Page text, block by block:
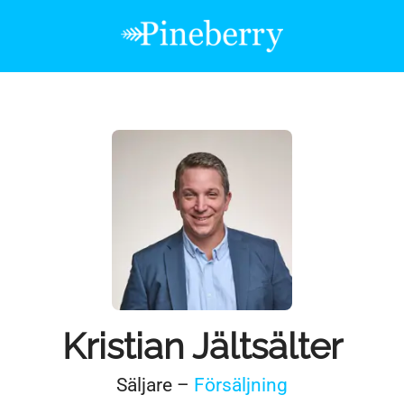
Kristian Jältsälter
Säljare – Försäljning